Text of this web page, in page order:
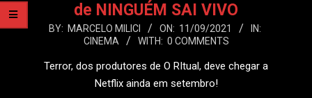
de NINGUÉM SAI VIVO
2021-
11
BY: MARCELO MILICI ON: 11/09/2021
IN:
CINEMA
WITH: 0 COMMENTS
Terror, dos produtores de O RItual, deve chegar a
Netflix ainda em setembro!